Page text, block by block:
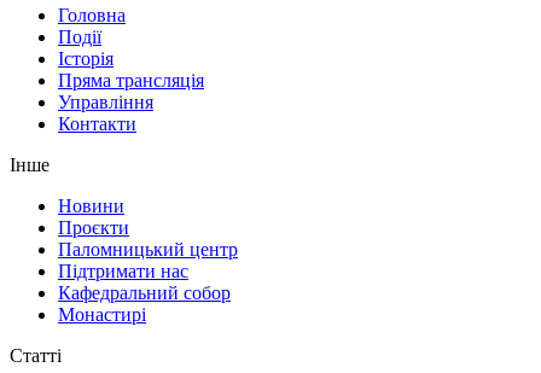
Головна
Події
Історія
Пряма трансляція
Управління
Контакти
Інше
Новини
Проєкти
Паломницький центр
Підтримати нас
Кафедральний собор
Монастирі
Статті